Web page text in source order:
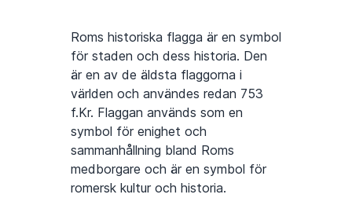
Roms historiska flagga är en symbol
för staden och dess historia. Den
är en av de äldsta flaggorna i
världen och användes redan 753
f.Kr. Flaggan används som en
symbol för enighet och
sammanhållning bland Roms
medborgare och är en symbol för
romersk kultur och historia.